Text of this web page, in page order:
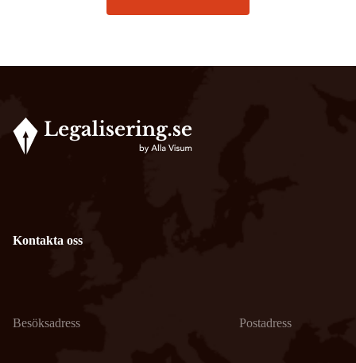
Kontakta oss
Besöksadress Postadress